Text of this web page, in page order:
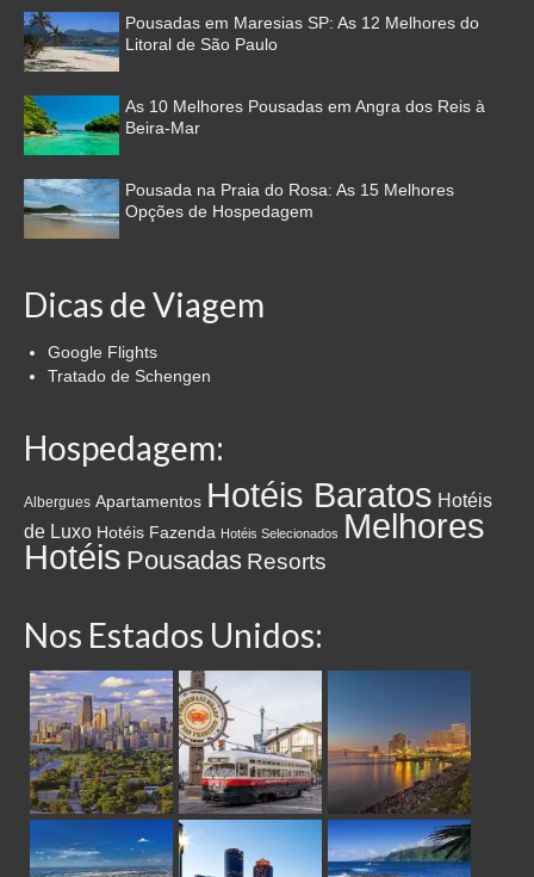
Pousadas em Maresias SP: As 12 Melhores do
Litoral de São Paulo
As 10 Melhores Pousadas em Angra dos Reis à
Beira-Mar
Pousada na Praia do Rosa: As 15 Melhores
Opções de Hospedagem
Dicas de Viagem
Google Flights
Tratado de Schengen
Hospedagem:
Albergues Apartamentos Hotéis Baratos Hotéis
de Luxo Hotéis Fazenda Hotéis Selecionados Melhores
Hotéis Pousadas Resorts
Nos Estados Unidos: